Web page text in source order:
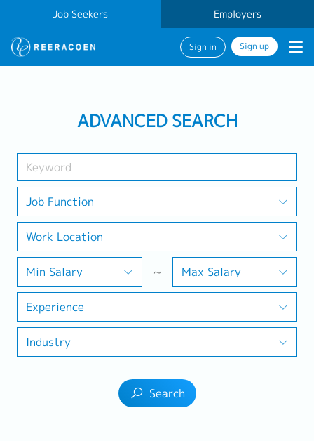
Job Seekers Employers
Sign in Sign up
Work Location
ADVANCED SEARCH
Job Function
Work Location
Min Salary ~ Max Salary
Experience
Industry
Search